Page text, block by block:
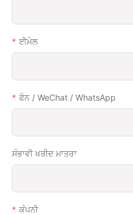
ਈਮੇਲ
ਫੋਨ / WeChat / WhatsApp
ਸੰਭਾਵੀ ਖਰੀਦ ਮਾਤਰਾ
ਕੰਪਨੀ